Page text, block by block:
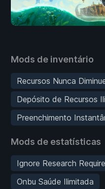
Mods de inventário
Recursos Nunca
Depósito de Recursos
Preenchimento
Mods de estatísticas
Ignore Research
Onbu Saúde Ilimitada